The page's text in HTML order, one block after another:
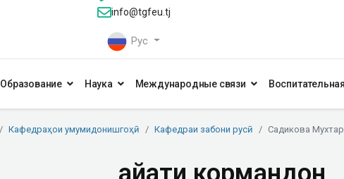
info@tgfeu.tj
Рус
Образование Наука Международные связи
Кафедраҳои умумидонишгоҳӣ Кафедраи забони русӣ Садикова